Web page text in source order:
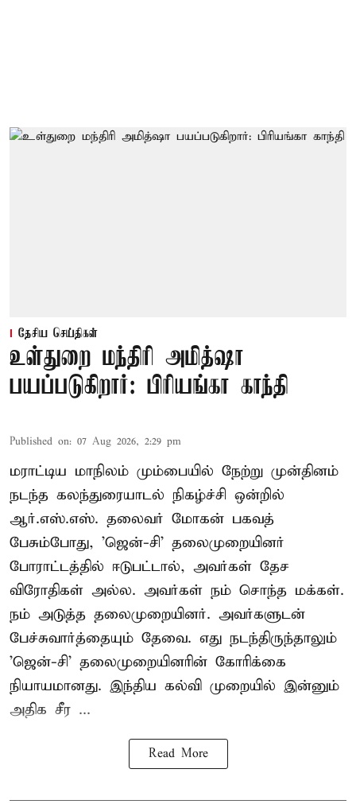
தேசிய செய்திகள்
உள்துறை மந்திரி அமித்ஷா
பயப்படுகிறார்: பிரியங்கா காந்தி
Published on: 07 Aug 2026, 2:29 pm
மராட்டிய மாநிலம் மும்பையில் நேற்று முன்தினம்
நடந்த கலந்துரையாடல் நிகழ்ச்சி ஒன்றில்
ஆர்.எஸ்.எஸ். தலைவர் மோகன் பகவத்
பேசும்போது, 'ஜென்-சி' தலைமுறையினர்
போராட்டத்தில் ஈடுபட்டால், அவர்கள் தேச
விரோதிகள் அல்ல. அவர்கள் நம் சொந்த மக்கள்.
நம் அடுத்த தலைமுறையினர். அவர்களுடன்
பேச்சுவார்த்தையும் தேவை. எது நடந்திருந்தாலும்
'ஜென்-சி' தலைமுறையினரின் கோரிக்கை
நியாயமானது. இந்திய கல்வி முறையில் இன்னும்
அதிக சீர ...
Read More